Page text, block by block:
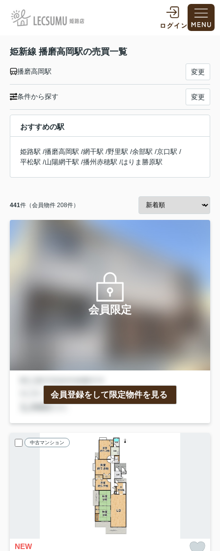
姫新線 播磨高岡駅の売買一覧
播磨高岡駅 変更
条件から探す 変更
おすすめの駅
姫路駅 /播磨高岡駅 /網干駅 /野里駅 /余部駅 /京口駅 /
平松駅 /山陽網干駅 /播州赤穂駅 /はりま勝原駅
441件（会員物件 208件）
会員限定
会員登録をして限定物件を見る
中古マンション
NEW